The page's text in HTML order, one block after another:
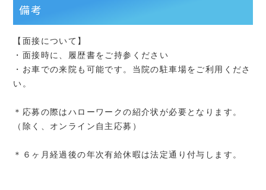
備考
【面接について】
・面接時に、履歴書をご持参ください
・お車での来院も可能です。当院の駐車場をご利用くださ
い。
＊応募の際はハローワークの紹介状が必要となります。
（除く、オンライン自主応募）
＊６ヶ月経過後の年次有給休暇は法定通り付与します。